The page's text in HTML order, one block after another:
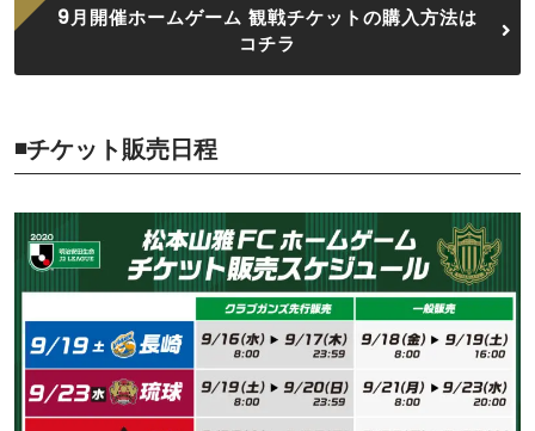
9月開催ホームゲーム 観戦チケットの購入方法は
コチラ
◾️チケット販売日程